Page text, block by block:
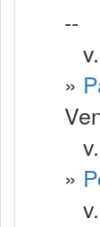
--
»
»